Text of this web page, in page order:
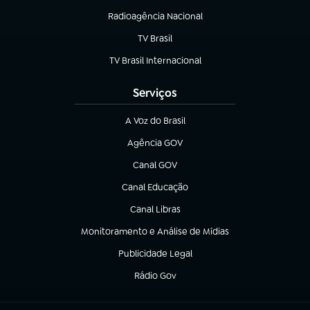
Radioagência Nacional
(abre em nova aba)
TV Brasil
(abre em nova aba)
TV Brasil Internacional
(abre em nova aba)
Serviços
A Voz do Brasil
(abre em nova aba)
Agência GOV
(abre em nova aba)
Canal GOV
(abre em nova aba)
Canal Educação
(abre em nova aba)
Canal Libras
(abre em nova aba)
Monitoramento e Análise de Mídias
(abre em nova aba)
Publicidade Legal
(abre em nova aba)
Rádio Gov
(abre em nova aba)